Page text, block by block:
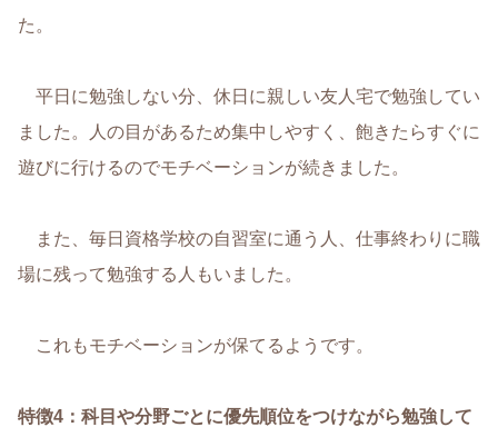
た。
平日に勉強しない分、休日に親しい友人宅で勉強してい
ました。人の目があるため集中しやすく、飽きたらすぐに
遊びに行けるのでモチベーションが続きました。
また、毎日資格学校の自習室に通う人、仕事終わりに職
場に残って勉強する人もいました。
これもモチベーションが保てるようです。
特徴4 ： 科目や分野ごとに優先順位をつけながら勉強して